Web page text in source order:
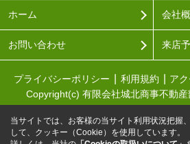
ホーム 会社
お問い合わせ 来店
プライバシーポリシー 利用規約 ア
Copyright(c) 有限会社城北商事不動
当サイトでは、お客様の当サイト利用状況把握
して、クッキー（Cookie）を使用しています。